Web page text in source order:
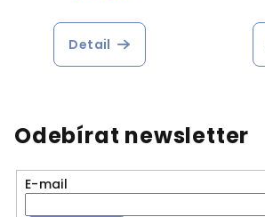
Detail
Odebírat newsletter
E-mail